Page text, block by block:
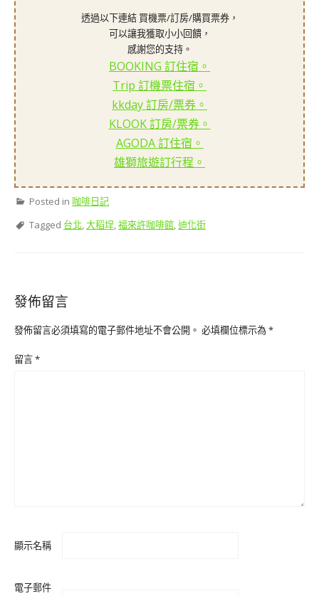
透過以下連結 買機票/訂房/購買票券，
可以讓我獲取小小回饋，
感謝您的支持。
BOOKING 訂住宿。
Trip 訂機票住宿。
kkday 訂房/票券。
KLOOK 訂房/票券。
AGODA 訂住宿。
雄獅旅遊訂行程。
Posted in 咖啡日記
Tagged 台北,大稻埕,福來許咖啡館,迪化街
發佈留言
發佈留言必須填寫的電子郵件地址不會公開。 必填欄位標示為*
留言*
顯示名稱
電子郵件